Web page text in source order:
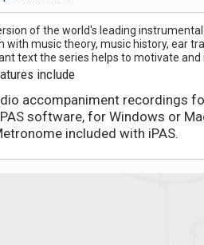
of the world's leading
with music theory, music history, ear
text the series helps to motivate
include
accompaniment recordings
software, for Windows or
included with iPAS.